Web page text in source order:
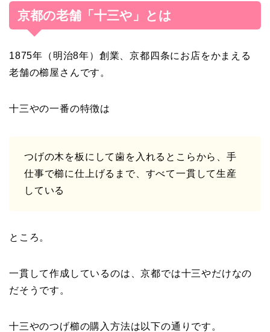
京都の老舗「十三や」とは
1875年（明治8年）創業、京都四条にお店をかまえる
老舗の櫛屋さんです。
十三やの一番の特徴は
つげの木を板にして歯を入れるとこらから、手
仕事で櫛に仕上げるまで、すべて一貫して生産
している
ところ。
一貫して作成しているのは、京都では十三やだけなの
だそうです。
十三やのつげ櫛の購入方法は以下の通りです。